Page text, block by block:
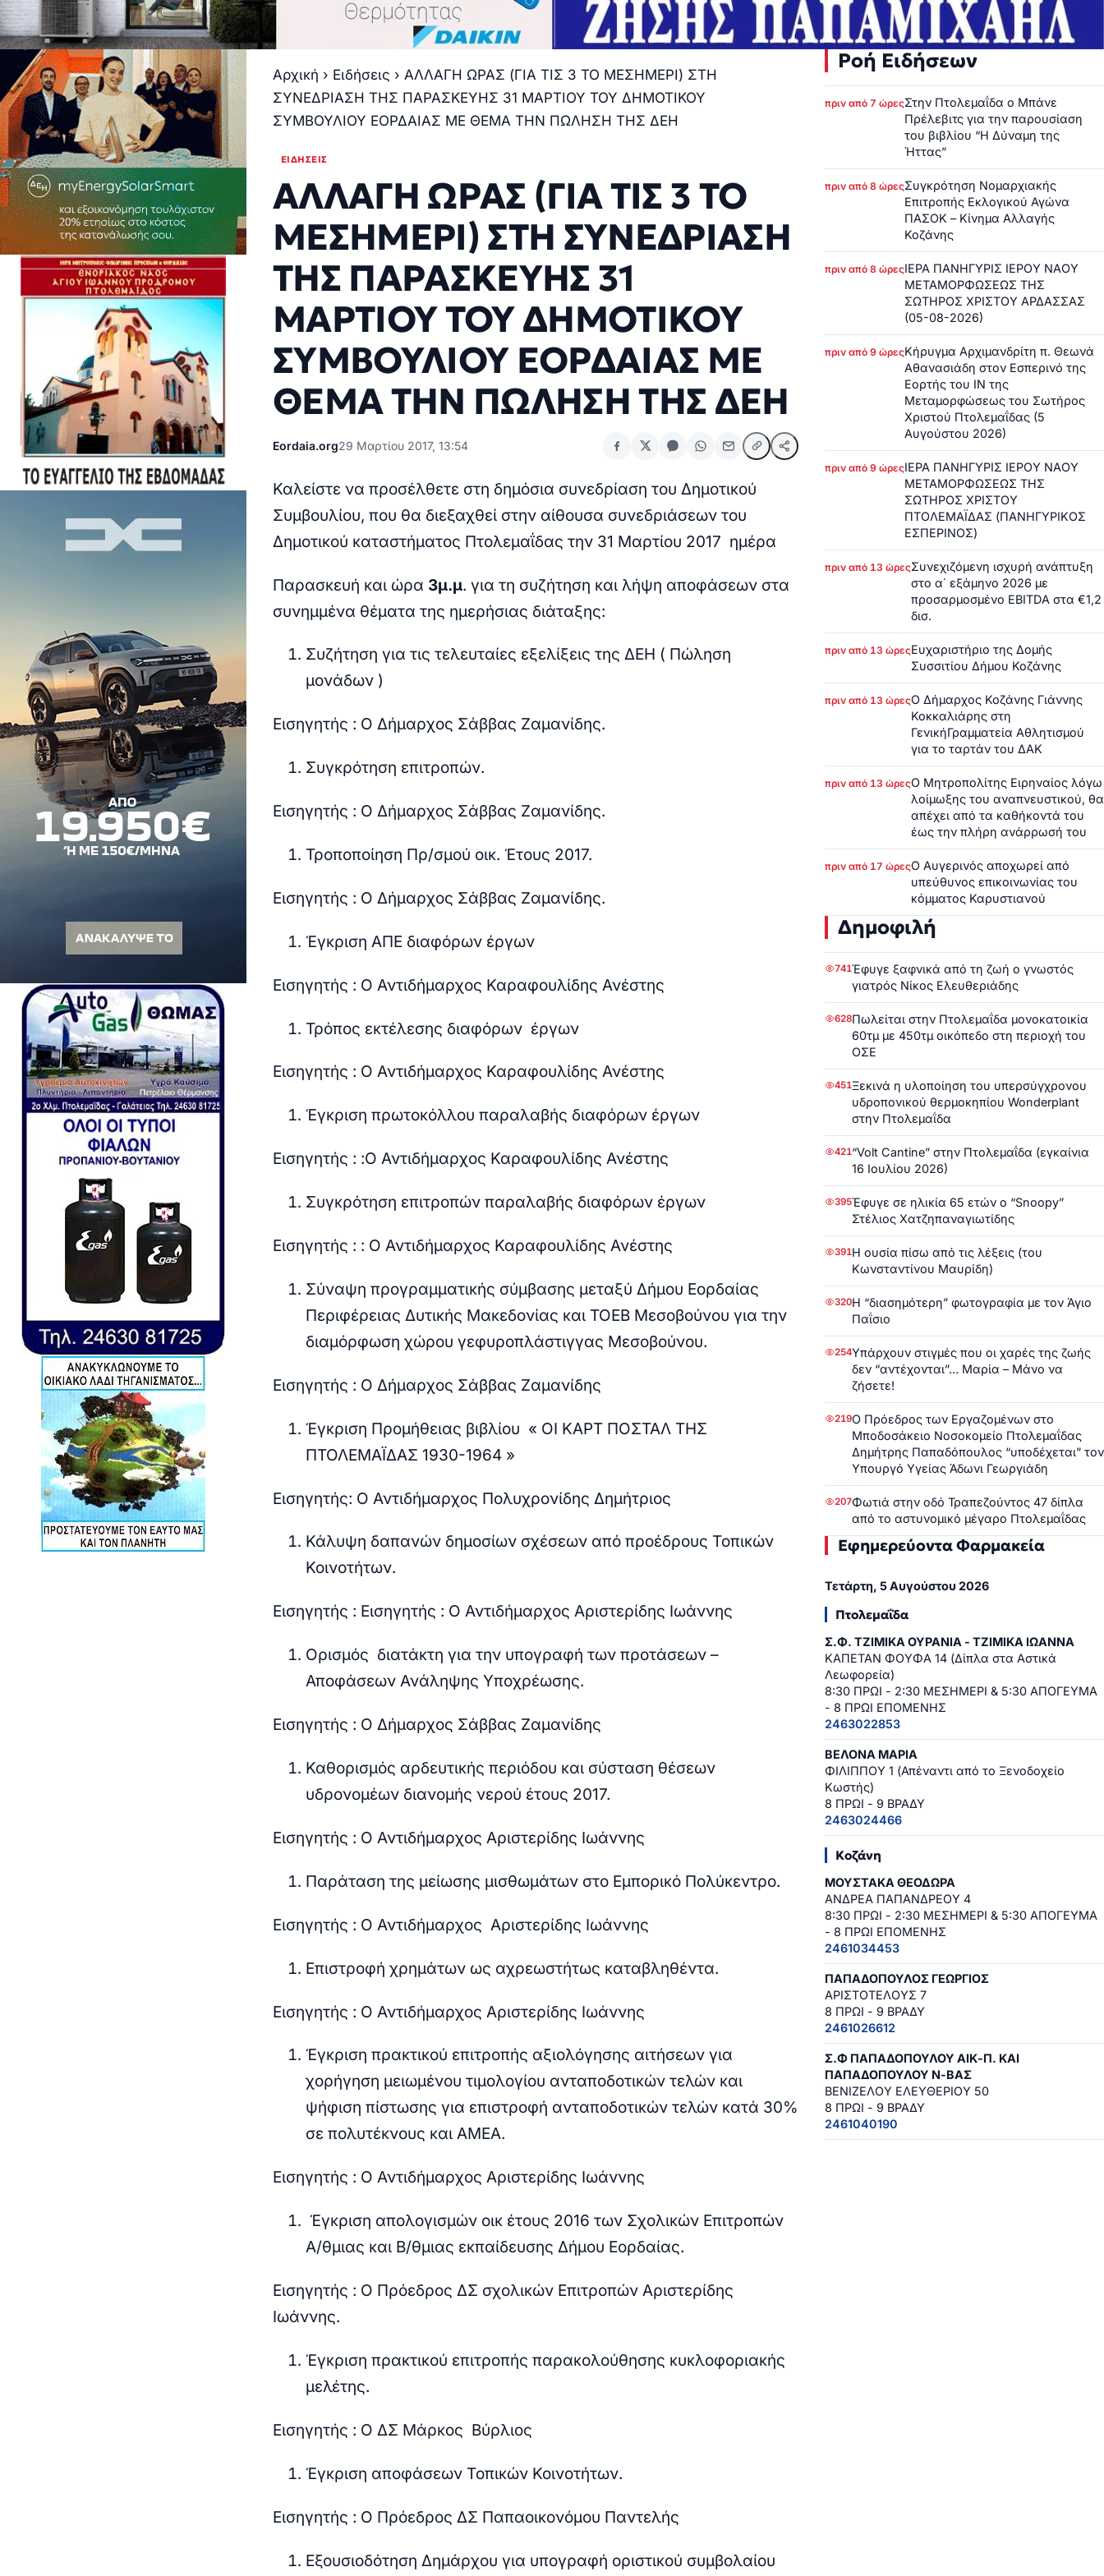
Αρχική › Ειδήσεις › ΑΛΛΑΓΗ ΩΡΑΣ (ΓΙΑ ΤΙΣ 3 ΤΟ ΜΕΣΗΜΕΡΙ) ΣΤΗ
ΣΥΝΕΔΡΙΑΣΗ ΤΗΣ ΠΑΡΑΣΚΕΥΗΣ 31 ΜΑΡΤΙΟΥ ΤΟΥ ΔΗΜΟΤΙΚΟΥ
ΣΥΜΒΟΥΛΙΟΥ ΕΟΡΔΑΙΑΣ ΜΕ ΘΕΜΑ ΤΗΝ ΠΩΛΗΣΗ ΤΗΣ ΔΕΗ
ΕΙΔΉΣΕΙΣ
ΑΛΛΑΓΗ ΩΡΑΣ (ΓΙΑ ΤΙΣ 3 ΤΟ
ΜΕΣΗΜΕΡΙ) ΣΤΗ ΣΥΝΕΔΡΙΑΣΗ
ΤΗΣ ΠΑΡΑΣΚΕΥΗΣ 31
ΜΑΡΤΙΟΥ ΤΟΥ ΔΗΜΟΤΙΚΟΥ
ΣΥΜΒΟΥΛΙΟΥ ΕΟΡΔΑΙΑΣ ΜΕ
ΘΕΜΑ ΤΗΝ ΠΩΛΗΣΗ ΤΗΣ ΔΕΗ
Eordaia.org29 Μαρτίου 2017, 13:54
Καλείστε να προσέλθετε στη δημόσια συνεδρίαση του Δημοτικού
Συμβουλίου, που θα διεξαχθεί στην αίθουσα συνεδριάσεων του
Δημοτικού καταστήματος Πτολεμαΐδας την 31 Μαρτίου 2017 ημέρα
Παρασκευή και ώρα 3μ.μ. για τη συζήτηση και λήψη αποφάσεων στα
συνημμένα θέματα της ημερήσιας διάταξης:
Συζήτηση για τις τελευταίες εξελίξεις της ΔΕΗ ( Πώληση
μονάδων )
Εισηγητής : Ο Δήμαρχος Σάββας Ζαμανίδης.
Συγκρότηση επιτροπών.
Εισηγητής : Ο Δήμαρχος Σάββας Ζαμανίδης.
Τροποποίηση Πρ/σμού οικ. Έτους 2017.
Εισηγητής : Ο Δήμαρχος Σάββας Ζαμανίδης.
Έγκριση ΑΠΕ διαφόρων έργων
Εισηγητής : Ο Αντιδήμαρχος Καραφουλίδης Ανέστης
Τρόπος εκτέλεσης διαφόρων έργων
Εισηγητής : Ο Αντιδήμαρχος Καραφουλίδης Ανέστης
Έγκριση πρωτοκόλλου παραλαβής διαφόρων έργων
Εισηγητής : :Ο Αντιδήμαρχος Καραφουλίδης Ανέστης
Συγκρότηση επιτροπών παραλαβής διαφόρων έργων
Εισηγητής : : Ο Αντιδήμαρχος Καραφουλίδης Ανέστης
Σύναψη προγραμματικής σύμβασης μεταξύ Δήμου Εορδαίας
Περιφέρειας Δυτικής Μακεδονίας και ΤΟΕΒ Μεσοβούνου για την
διαμόρφωση χώρου γεφυροπλάστιγγας Μεσοβούνου.
Εισηγητής : Ο Δήμαρχος Σάββας Ζαμανίδης
Έγκριση Προμήθειας βιβλίου « ΟΙ ΚΑΡΤ ΠΟΣΤΑΛ ΤΗΣ
ΠΤΟΛΕΜΑΪΔΑΣ 1930-1964 »
Εισηγητής: Ο Αντιδήμαρχος Πολυχρονίδης Δημήτριος
Κάλυψη δαπανών δημοσίων σχέσεων από προέδρους Τοπικών
Κοινοτήτων.
Εισηγητής : Εισηγητής : Ο Αντιδήμαρχος Αριστερίδης Ιωάννης
Ορισμός διατάκτη για την υπογραφή των προτάσεων –
Αποφάσεων Ανάληψης Υποχρέωσης.
Εισηγητής : Ο Δήμαρχος Σάββας Ζαμανίδης
Καθορισμός αρδευτικής περιόδου και σύσταση θέσεων
υδρονομέων διανομής νερού έτους 2017.
Εισηγητής : Ο Αντιδήμαρχος Αριστερίδης Ιωάννης
Παράταση της μείωσης μισθωμάτων στο Εμπορικό Πολύκεντρο.
Εισηγητής : Ο Αντιδήμαρχος Αριστερίδης Ιωάννης
Επιστροφή χρημάτων ως αχρεωστήτως καταβληθέντα.
Εισηγητής : Ο Αντιδήμαρχος Αριστερίδης Ιωάννης
Έγκριση πρακτικού επιτροπής αξιολόγησης αιτήσεων για
χορήγηση μειωμένου τιμολογίου ανταποδοτικών τελών και
ψήφιση πίστωσης για επιστροφή ανταποδοτικών τελών κατά 30%
σε πολυτέκνους και ΑΜΕΑ.
Εισηγητής : Ο Αντιδήμαρχος Αριστερίδης Ιωάννης
Έγκριση απολογισμών οικ έτους 2016 των Σχολικών Επιτροπών
Α/θμιας και Β/θμιας εκπαίδευσης Δήμου Εορδαίας.
Εισηγητής : Ο Πρόεδρος ΔΣ σχολικών Επιτροπών Αριστερίδης
Ιωάννης.
Έγκριση πρακτικού επιτροπής παρακολούθησης κυκλοφοριακής
μελέτης.
Εισηγητής : Ο ΔΣ Μάρκος Βύρλιος
Έγκριση αποφάσεων Τοπικών Κοινοτήτων.
Εισηγητής : Ο Πρόεδρος ΔΣ Παπαοικονόμου Παντελής
Εξουσιοδότηση Δημάρχου για υπογραφή οριστικού συμβολαίου
Ροή Ειδήσεων
πριν από 7 ώρεςΣτην Πτολεμαΐδα ο Μπάνε
Πρέλεβιτς για την παρουσίαση
του βιβλίου “Η Δύναμη της
Ήττας”
πριν από 8 ώρεςΣυγκρότηση Νομαρχιακής
Επιτροπής Εκλογικού Αγώνα
ΠΑΣΟΚ – Κίνημα Αλλαγής
Κοζάνης
πριν από 8 ώρεςΙΕΡΑ ΠΑΝΗΓΥΡΙΣ ΙΕΡΟΥ ΝΑΟΥ
ΜΕΤΑΜΟΡΦΩΣΕΩΣ ΤΗΣ
ΣΩΤΗΡΟΣ ΧΡΙΣΤΟΥ ΑΡΔΑΣΣΑΣ
(05-08-2026)
πριν από 9 ώρεςΚήρυγμα Αρχιμανδρίτη π. Θεωνά
Αθανασιάδη στον Εσπερινό της
Εορτής του ΙΝ της
Μεταμορφώσεως του Σωτήρος
Χριστού Πτολεμαΐδας (5
Αυγούστου 2026)
πριν από 9 ώρεςΙΕΡΑ ΠΑΝΗΓΥΡΙΣ ΙΕΡΟΥ ΝΑΟΥ
ΜΕΤΑΜΟΡΦΩΣΕΩΣ ΤΗΣ
ΣΩΤΗΡΟΣ ΧΡΙΣΤΟΥ
ΠΤΟΛΕΜΑΪΔΑΣ (ΠΑΝΗΓΥΡΙΚΟΣ
ΕΣΠΕΡΙΝΟΣ)
πριν από 13 ώρεςΣυνεχιζόμενη ισχυρή ανάπτυξη
στο α΄ εξάμηνο 2026 με
προσαρμοσμένο EBITDA στα €1,2
δισ.
πριν από 13 ώρεςΕυχαριστήριο της Δομής
Συσσιτίου Δήμου Κοζάνης
πριν από 13 ώρεςΟ Δήμαρχος Κοζάνης Γιάννης
Κοκκαλιάρης στη
ΓενικήΓραμματεία Αθλητισμού
για το ταρτάν του ΔΑΚ
πριν από 13 ώρεςΟ Μητροπολίτης Ειρηναίος λόγω
λοίμωξης του αναπνευστικού, θα
απέχει από τα καθήκοντά του
έως την πλήρη ανάρρωσή του
πριν από 17 ώρεςΟ Αυγερινός αποχωρεί από
υπεύθυνος επικοινωνίας του
κόμματος Καρυστιανού
Δημοφιλή
741Έφυγε ξαφνικά από τη ζωή ο γνωστός
γιατρός Νίκος Ελευθεριάδης
628Πωλείται στην Πτολεμαΐδα μονοκατοικία
60τμ με 450τμ οικόπεδο στη περιοχή του
ΟΣΕ
451Ξεκινά η υλοποίηση του υπερσύγχρονου
υδροπονικού θερμοκηπίου Wonderplant
στην Πτολεμαΐδα
421“Volt Cantine” στην Πτολεμαΐδα (εγκαίνια
16 Ιουλίου 2026)
395Έφυγε σε ηλικία 65 ετών ο “Snoopy”
Στέλιος Χατζηπαναγιωτίδης
391Η ουσία πίσω από τις λέξεις (του
Κωνσταντίνου Μαυρίδη)
320Η “διασημότερη” φωτογραφία με τον Άγιο
Παΐσιο
254Υπάρχουν στιγμές που οι χαρές της ζωής
δεν “αντέχονται”… Μαρία – Μάνο να
ζήσετε!
219Ο Πρόεδρος των Εργαζομένων στο
Μποδοσάκειο Νοσοκομείο Πτολεμαΐδας
Δημήτρης Παπαδόπουλος “υποδέχεται” τον
Υπουργό Υγείας Άδωνι Γεωργιάδη
207Φωτιά στην οδό Τραπεζούντος 47 δίπλα
από το αστυνομικό μέγαρο Πτολεμαΐδας
Εφημερεύοντα Φαρμακεία
Τετάρτη, 5 Αυγούστου 2026
Πτολεμαΐδα
Σ.Φ. ΤΖΙΜΙΚΑ ΟΥΡΑΝΙΑ - ΤΖΙΜΙΚΑ ΙΩΑΝΝΑ
ΚΑΠΕΤΑΝ ΦΟΥΦΑ 14 (Δίπλα στα Αστικά
Λεωφορεία)
8:30 ΠΡΩΙ - 2:30 ΜΕΣΗΜΕΡΙ & 5:30 ΑΠΟΓΕΥΜΑ
- 8 ΠΡΩΙ ΕΠΟΜΕΝΗΣ
2463022853
ΒΕΛΟΝΑ ΜΑΡΙΑ
ΦΙΛΙΠΠΟΥ 1 (Απέναντι από το Ξενοδοχείο
Κωστής)
8 ΠΡΩΙ - 9 ΒΡΑΔΥ
2463024466
Κοζάνη
ΜΟΥΣΤΑΚΑ ΘΕΟΔΩΡΑ
ΑΝΔΡΕΑ ΠΑΠΑΝΔΡΕΟΥ 4
8:30 ΠΡΩΙ - 2:30 ΜΕΣΗΜΕΡΙ & 5:30 ΑΠΟΓΕΥΜΑ
- 8 ΠΡΩΙ ΕΠΟΜΕΝΗΣ
2461034453
ΠΑΠΑΔΟΠΟΥΛΟΣ ΓΕΩΡΓΙΟΣ
ΑΡΙΣΤΟΤΕΛΟΥΣ 7
8 ΠΡΩΙ - 9 ΒΡΑΔΥ
2461026612
Σ.Φ ΠΑΠΑΔΟΠΟΥΛΟΥ ΑΙΚ-Π. ΚΑΙ
ΠΑΠΑΔΟΠΟΥΛΟΥ Ν-ΒΑΣ
ΒΕΝΙΖΕΛΟΥ ΕΛΕΥΘΕΡΙΟΥ 50
8 ΠΡΩΙ - 9 ΒΡΑΔΥ
2461040190